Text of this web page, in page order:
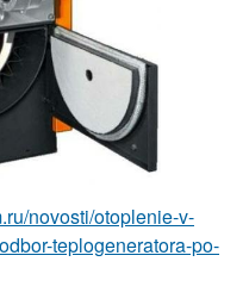
novosti/otoplenie-v-
teplogeneratora-po-